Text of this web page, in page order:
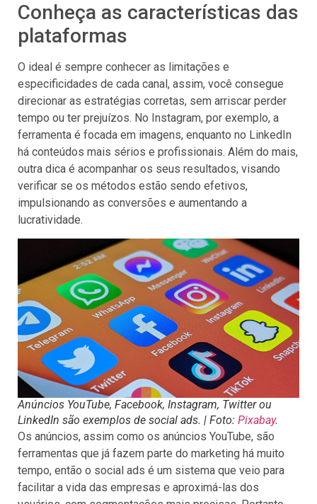
Conheça as características das
plataformas
O ideal é sempre conhecer as limitações e
especificidades de cada canal, assim, você consegue
direcionar as estratégias corretas, sem arriscar perder
tempo ou ter prejuízos. No Instagram, por exemplo, a
ferramenta é focada em imagens, enquanto no LinkedIn
há conteúdos mais sérios e profissionais. Além do mais,
outra dica é acompanhar os seus resultados, visando
verificar se os métodos estão sendo efetivos,
impulsionando as conversões e aumentando a
lucratividade.
Anúncios YouTube, Facebook, Instagram, Twitter ou
LinkedIn são exemplos de social ads. | Foto: Pixabay.
Os anúncios, assim como os anúncios YouTube, são
ferramentas que já fazem parte do marketing há muito
tempo, então o social ads é um sistema que veio para
facilitar a vida das empresas e aproximá-las dos